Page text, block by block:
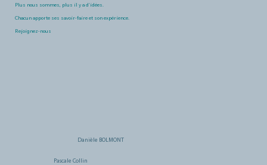
Plus nous sommes, plus il y a d'idées.
Chacun apporte ses savoir-faire et son expérience.
Rejoignez-nous
Danièle BOLMONT
Pascale Collin